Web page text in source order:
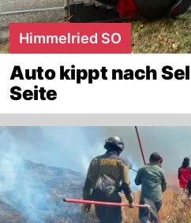
Himmelried SO
Auto kippt nach
Seite